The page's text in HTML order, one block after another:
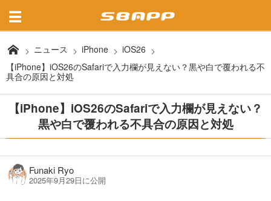
ニュース iPhone
iOS26
【iPhone】iOS26のSafariで入力欄が見えない？黒や白で覆われる不
具合の原因と対処
【iPhone】iOS26のSafariで入力欄が見えない？
黒や白で覆われる不具合の原因と対処
Funaki Ryo
2025年9月29日に公開